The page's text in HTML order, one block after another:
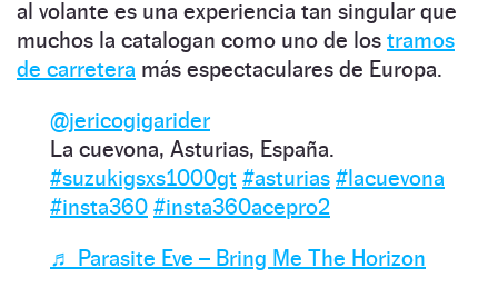
al volante es una experiencia tan singular que
muchos la catalogan como uno de los tramos
de carretera más espectaculares de Europa.
@jericogigarider
La cuevona, Asturias, España.
#suzukigsxs1000gt #asturias #lacuevona
#insta360 #insta360acepro2
♬ Parasite Eve – Bring Me The Horizon